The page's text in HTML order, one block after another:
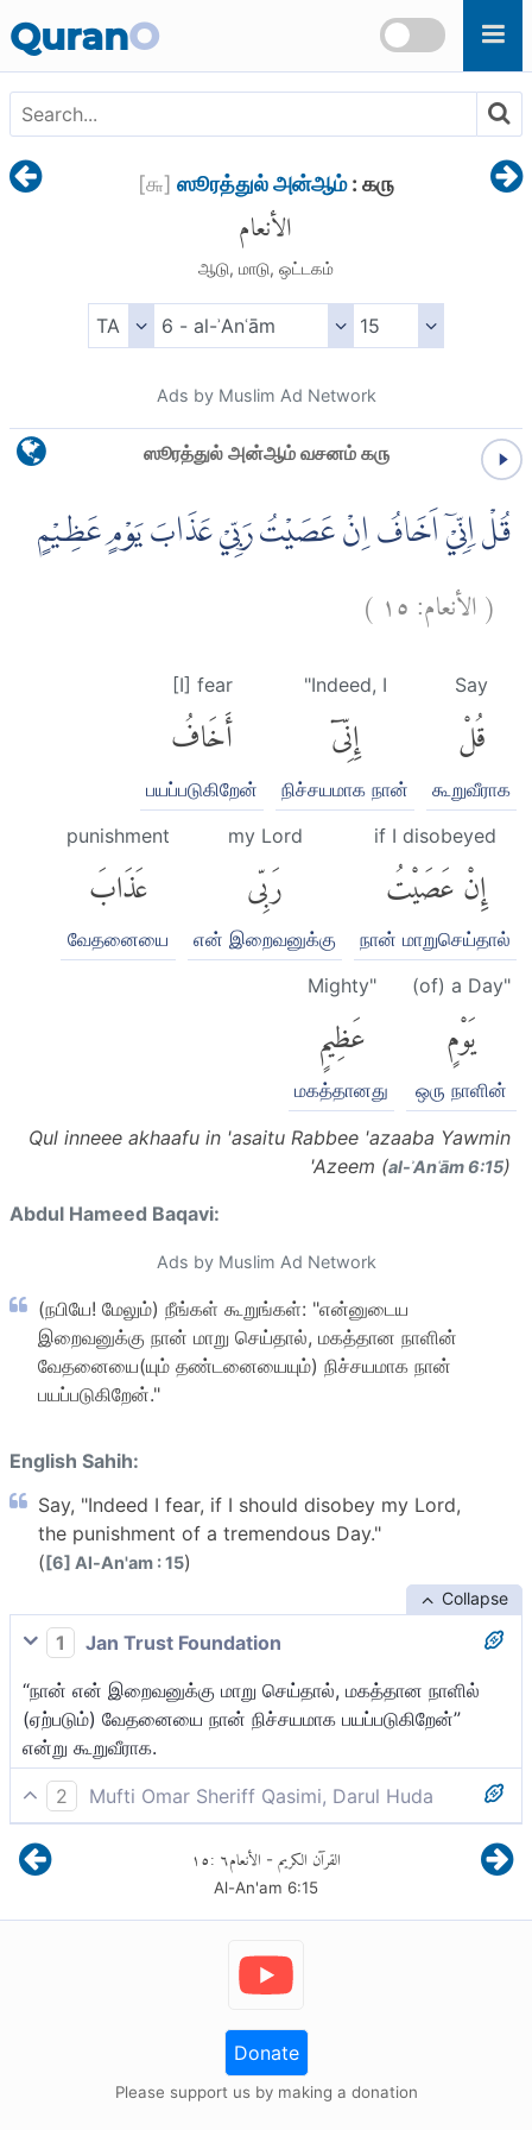
QuranO
[௬] ஸூரத்துல் அன்ஆம்: ௧௫
الأنعام
ஆடு, மாடு, ஒட்டகம்
Ads by Muslim Ad Network
ஸூரத்துல் அன்ஆம் வசனம் ௧௫
قُلْ اِنِّيْٓ اَخَافُ اِنْ عَصَيْتُ رَبِّيْ عَذَابَ يَوْمٍ عَظِيْمٍ
(الأنعام:١٥ )
Say
قُلْ
கூறுவீராக
"Indeed, I
إِنِّىٓ
நிச்சயமாக நான்
[I] fear
أَخَافُ
பயப்படுகிறேன்
if I disobeyed
إِنْ عَصَيْتُ
நான் மாறுசெய்தால்
my Lord
رَبِّى
என் இறைவனுக்கு
punishment
عَذَابَ
வேதனையை
(of) a Day"
يَوْمٍ
ஒரு நாளின்
Mighty"
عَظِيمٍ
மகத்தானது
Qul inneee akhaafu in 'asaitu Rabbee 'azaaba Yawmin
'Azeem (al-ʾAnʿām 6:15)
Abdul Hameed Baqavi:
Ads by Muslim Ad Network
(நபியே! மேலும்) நீங்கள் கூறுங்கள்: "என்னுடைய
இறைவனுக்கு நான் மாறு செய்தால், மகத்தான நாளின்
வேதனையை(யும் தண்டனையையும்) நிச்சயமாக நான்
பயப்படுகிறேன்."
English Sahih:
Say, "Indeed I fear, if I should disobey my Lord,
the punishment of a tremendous Day."
([6] Al-An'am : 15)
Collapse
1
Jan Trust Foundation
“நான் என் இறைவனுக்கு மாறு செய்தால், மகத்தான நாளில்
(ஏற்படும்) வேதனையை நான் நிச்சயமாக பயப்படுகிறேன்”
என்று கூறுவீராக.
2
Mufti Omar Sheriff Qasimi, Darul Huda
(நபியே!) கூறுவீராக: “என் இறைவனுக்கு நான் மாறு செய்தால்,
மகத்தான ஒரு நாளின் வேதனையை நிச்சயமாக நான்
القرآن الكريم - الأنعام٦:١٥
Al-An'am 6:15
Donate
Please support us by making a donation